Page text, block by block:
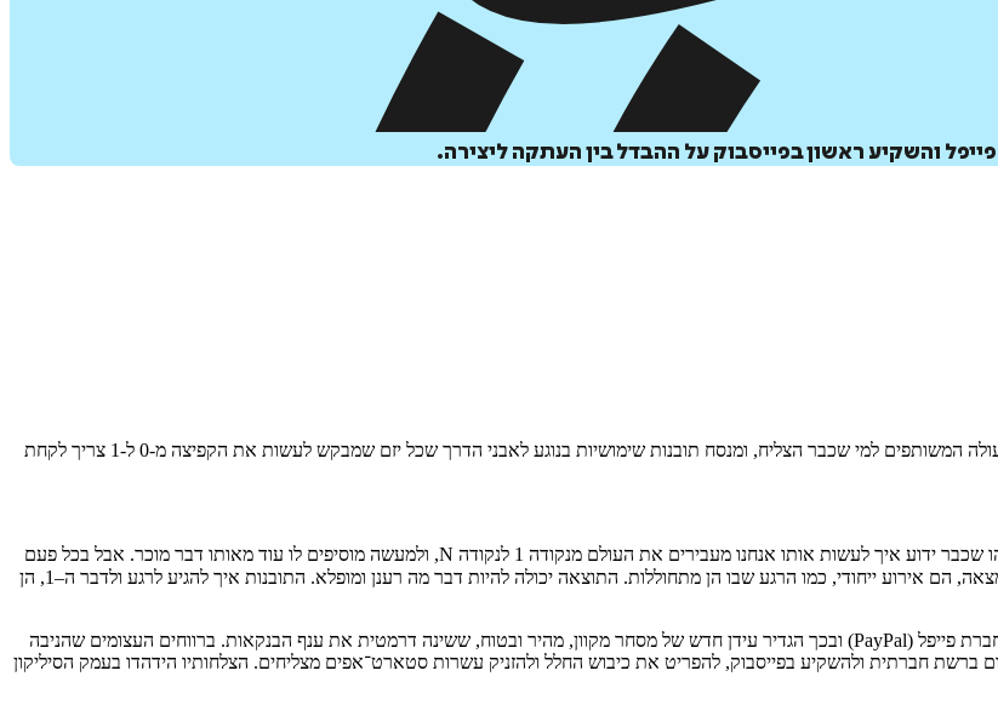
והשקיע ראשון בפייסבוק על ההבדל בין העתקה ליצירה.
"מאפס לאחד" אינו מתיימר לנפק מתכון ליזם המצליח, אבל הוא כן מנתח את דפוסי הפעולה המשותפים למי שכבר הצליח, ומנסח תובנות שימושיות בנוגע לאבני הדרך שכל יזם שמבקש לעשות את הקפיצה מ-0 ל-1 צריך לקחת
‪“‬להעתיק זה קל. הרבה יותר מאשר להמציא או לפתח משהו חדש. כשאנחנו עושים משהו שכבר ידוע איך לעשות אותו אנחנו מעבירים את העולם מנקודה 1 לנקודה N, ולמעשה מוסיפים לו עוד מאותו דבר מוכר. אבל בכל פעם
שאנחנו יוצרים דבר חדש באמת, אנחנו מעבירים את העולם מנקודה 0 ל-1. יצירה או המצאה, הם אירוע ייחודי, כמו הרגע שבו הן מתחוללות. התוצאה יכולה להיות דבר מה רענן ומופלא. התובנות איך להגיע לרגע ולדבר ה–1, הן
בשנת 1988, כשהחל להתברר הפוטנציאל המסחרי הגלום ברשת, הקים פיטר ת‘יל את חברת פייפל (PayPal) ובכך הגדיר עידן חדש של מסחר מקוון, מהיר ובטוח, ששינה דרמטית את ענף הבנקאות. ברווחים העצומים שהניבה
ברשת חברתית ולהשקיע בפייסבוק, להפריט את כיבוש החלל ולהזניק עשרות סטארט־אפים מצליחים. הצלחותיו הידהדו בעמק הסיליקון